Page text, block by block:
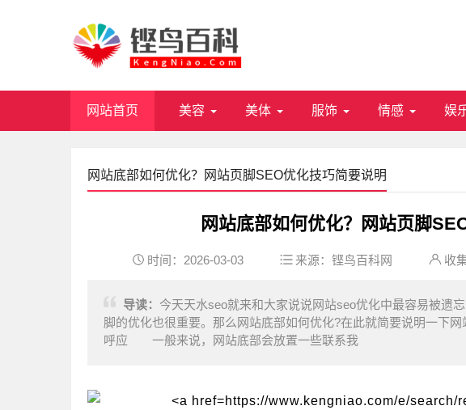
网站首页 美容 美体 服饰 情感 娱
网站底部如何优化？网站页脚SEO优化技巧简要说明
网站底部如何优化？网站页脚
时间：2026-03-03 来源： 铿鸟百科网 收
导读： 今天天水seo就来和大家说说网站seo优化中最容易被遗
脚的优化也很重要。那么网站底部如何优化?在此就简要说明一
呼应 一般来说，网站底部会放置一些联系我